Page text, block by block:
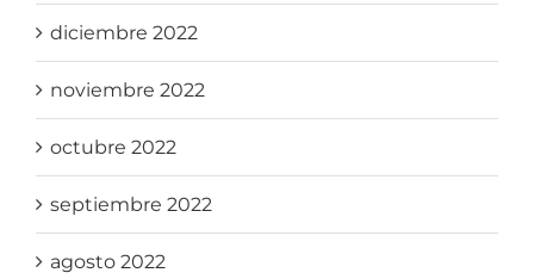
diciembre 2022
noviembre 2022
octubre 2022
septiembre 2022
agosto 2022